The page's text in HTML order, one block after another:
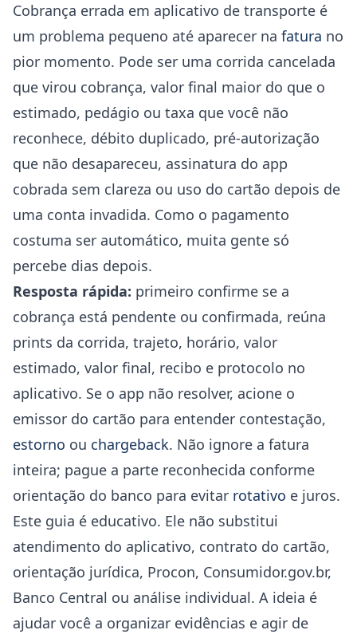
Cobrança errada em aplicativo de transporte é
um problema pequeno até aparecer na fatura no
pior momento. Pode ser uma corrida cancelada
que virou cobrança, valor final maior do que o
estimado, pedágio ou taxa que você não
reconhece, débito duplicado, pré-autorização
que não desapareceu, assinatura do app
cobrada sem clareza ou uso do cartão depois de
uma conta invadida. Como o pagamento
costuma ser automático, muita gente só
percebe dias depois.
Resposta rápida: primeiro confirme se a
cobrança está pendente ou confirmada, reúna
prints da corrida, trajeto, horário, valor
estimado, valor final, recibo e protocolo no
aplicativo. Se o app não resolver, acione o
emissor do cartão para entender contestação,
estorno ou chargeback. Não ignore a fatura
inteira; pague a parte reconhecida conforme
orientação do banco para evitar rotativo e juros.
Este guia é educativo. Ele não substitui
atendimento do aplicativo, contrato do cartão,
orientação jurídica, Procon, Consumidor.gov.br,
Banco Central ou análise individual. A ideia é
ajudar você a organizar evidências e agir de